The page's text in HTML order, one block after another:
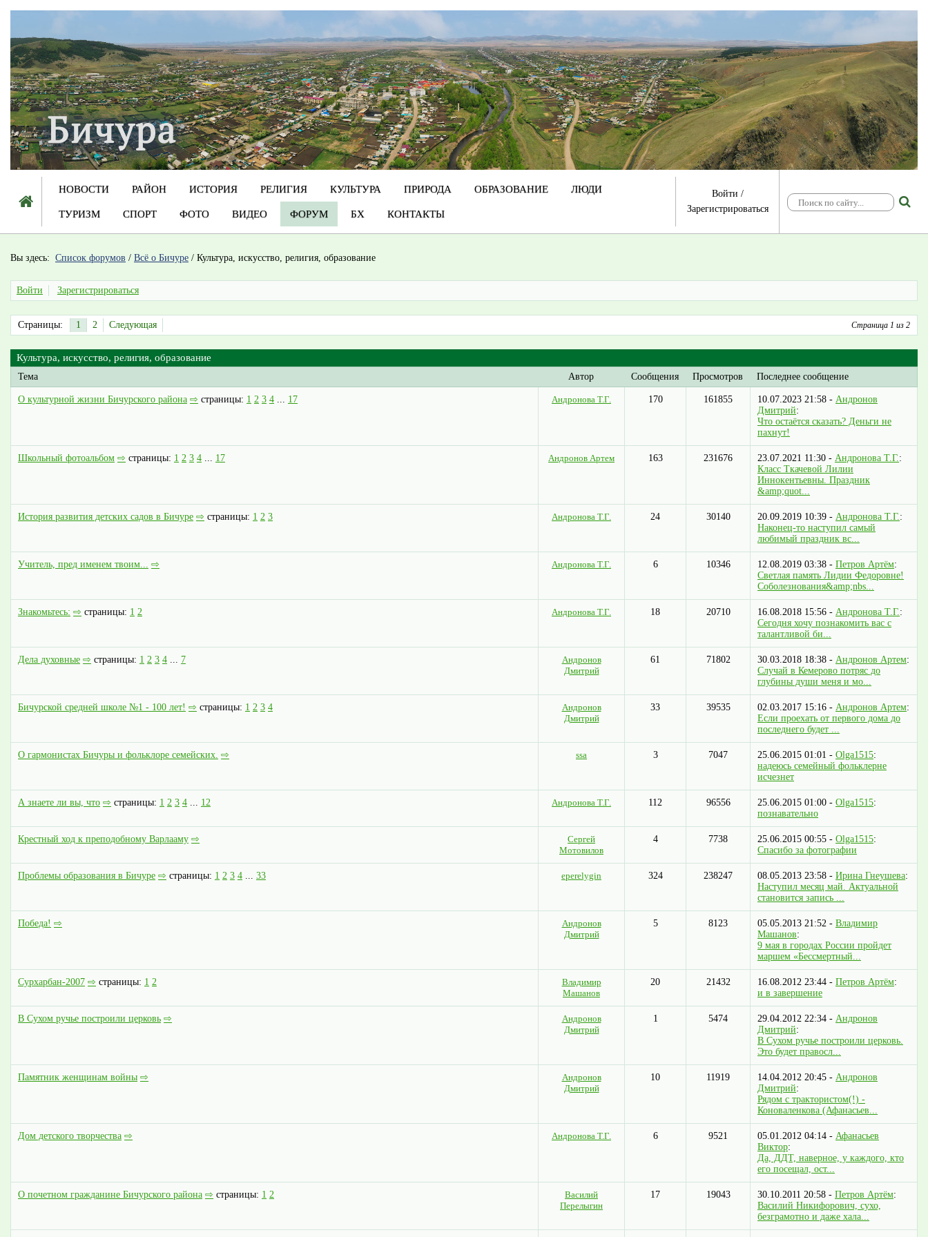
НОВОСТИ РАЙОН ИСТОРИЯ РЕЛИГИЯ КУЛЬТУРА ПРИРОДА ОБРАЗОВАНИЕ ЛЮДИ
ТУРИЗМ СПОРТ ФОТО ВИДЕО ФОРУМ БХ КОНТАКТЫ
Войти /
Зарегистрироваться
Вы здесь: Список форумов / Всё о Бичуре / Культура, искусство, религия, образование
Войти Зарегистрироваться
Страница 1 из 2
Страницы: 1 2 Следующая
Культура, искусство, религия, образование
Тема Автор Сообщения Просмотров Последнее сообщение
О культурной жизни Бичурского района ⇨ страницы: 1 2 3 4 17 Андронова Т.Г. 170 161855 10.07.2023 21:58 - Андронов
Дмитрий:
Что остаётся сказать? Деньги не
пахнут!
Школьный фотоальбом ⇨ страницы: 1 2 3 4 17 Андронов Артем 163 231676 23.07.2021 11:30 - Андронова Т.Г. :
Класс Ткачевой Лилии
Иннокентьевны. Праздник
&amp;quot...
История развития детских садов в Бичуре ⇨ страницы: 1 2 3 Андронова Т.Г. 24 30140 20.09.2019 10:39 - Андронова Т.Г. :
Наконец-то наступил самый
любимый праздник вс...
Учитель, пред именем твоим... ⇨ Андронова Т.Г. 6 10346 12.08.2019 03:38 - Петров Артём:
Светлая память Лидии Федоровне!
Соболезнования&amp;nbs...
Знакомьтесь: ⇨ страницы: 1 2 Андронова Т.Г. 18 20710 16.08.2018 15:56 - Андронова Т.Г. :
Сегодня хочу познакомить вас с
талантливой би...
Дела духовные ⇨ страницы: 1 2 3 4 7
Андронов
Дмитрий
61 71802 30.03.2018 18:38 - Андронов Артем:
Случай в Кемерово потряс до
глубины души меня и мо...
Бичурской средней школе №1 - 100 лет! ⇨ страницы: 1 2 3 4
Андронов
Дмитрий
33 39535 02.03.2017 15:16 - Андронов Артем:
Если проехать от первого дома до
последнего будет ...
О гармонистах Бичуры и фольклоре семейских. ⇨ ssa 3 7047 25.06.2015 01:01 - Olga1515:
надеюсь семейный фольклерне
исчезнет
А знаете ли вы, что ⇨ страницы: 1 2 3 4 12 Андронова Т.Г. 112 96556 25.06.2015 01:00 - Olga1515:
познавательно
Крестный ход к преподобному Варлааму ⇨
Сергей
Мотовилов
4 7738 25.06.2015 00:55 - Olga1515:
Спасибо за фотографии
Проблемы образования в Бичуре ⇨ страницы: 1 2 3 4 33 eperelygin 324 238247 08.05.2013 23:58 - Ирина Гнеушева:
Наступил месяц май. Актуальной
становится запись ...
Победа! ⇨
Андронов
Дмитрий
5 8123 05.05.2013 21:52 - Владимир
Машанов:
9 мая в городах России пройдет
маршем «Бессмертный...
Сурхарбан-2007 ⇨ страницы: 1 2
Владимир
Машанов
20 21432 16.08.2012 23:44 - Петров Артём:
и в завершение
В Сухом ручье построили церковь ⇨
Андронов
Дмитрий
1 5474 29.04.2012 22:34 - Андронов
Дмитрий:
В Сухом ручье построили церковь.
Это будет правосл...
Памятник женщинам войны ⇨
Андронов
Дмитрий
10 11919 14.04.2012 20:45 - Андронов
Дмитрий:
Рядом с трактористом(!) -
Коноваленкова (Афанасьев...
Дом детского творчества ⇨ Андронова Т.Г. 6 9521 05.01.2012 04:14 - Афанасьев
Виктор:
Да, ДДТ, наверное, у каждого, кто
его посещал, ост...
О почетном гражданине Бичурского района ⇨ страницы: 1 2
Василий
Перелыгин
17 19043 30.10.2011 20:58 - Петров Артём:
Василий Никифорович, сухо,
безграмотно и даже хала...